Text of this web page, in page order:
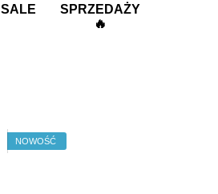
SALE
SPRZEDAŻY
🔥
NOWOŚĆ